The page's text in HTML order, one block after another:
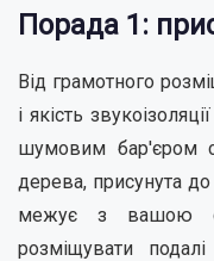
Порада 1:
Від грамотного
і якість
шумовим бар'єром
дерева, присунута
межує з вашою
розміщувати